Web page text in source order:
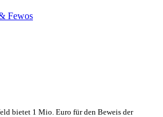
Fewos
bietet 1 Mio. Euro für den Beweis der